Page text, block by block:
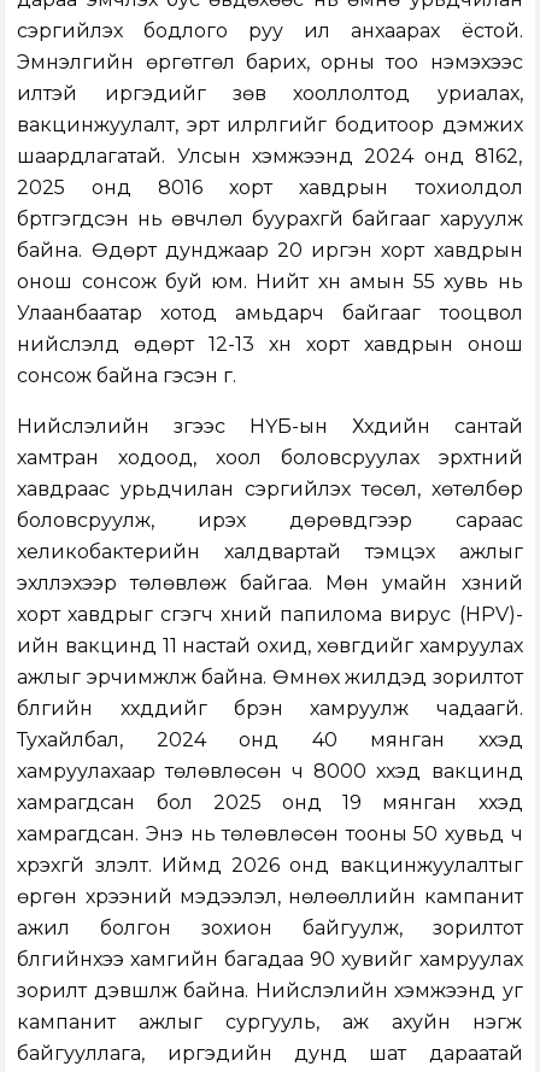
сэргийлэх бодлого руу илүү анхаарах ёстой.
Эмнэлгийн өргөтгөл барих, орны тоо нэмэхээс
илүүтэй иргэдийг зөв хооллолтод уриалах,
вакцинжуулалт, эрт илрүүлгийг бодитоор дэмжих
шаардлагатай. Улсын хэмжээнд 2024 онд 8162,
2025 онд 8016 хорт хавдрын тохиолдол
бүртгэгдсэн нь өвчлөл буурахгүй байгааг харуулж
байна. Өдөрт дунджаар 20 иргэн хорт хавдрын
онош сонсож буй юм. Нийт хүн амын 55 хувь нь
Улаанбаатар хотод амьдарч байгааг тооцвол
нийслэлд өдөрт 12-13 хүн хорт хавдрын онош
сонсож байна гэсэн үг.
Нийслэлийн зүгээс НҮБ-ын Хүүхдийн сантай
хамтран ходоод, хоол боловсруулах эрхтний
хавдраас урьдчилан сэргийлэх төсөл, хөтөлбөр
боловсруулж, ирэх дөрөвдүгээр сараас
хеликобактерийн халдвартай тэмцэх ажлыг
эхлүүлэхээр төлөвлөж байгаа. Мөн умайн хүзүүний
хорт хавдрыг үүсгэгч хүний папилома вирус (HPV)-
ийн вакцинд 11 настай охид, хөвгүүдийг хамруулах
ажлыг эрчимжүүлж байна. Өмнөх жилүүдэд зорилтот
бүлгийн хүүхдүүдийг бүрэн хамруулж чадаагүй.
Тухайлбал, 2024 онд 40 мянган хүүхэд
хамруулахаар төлөвлөсөн ч 8000 хүүхэд вакцинд
хамрагдсан бол 2025 онд 19 мянган хүүхэд
хамрагдсан. Энэ нь төлөвлөсөн тооны 50 хувьд ч
хүрэхгүй үзүүлэлт. Иймд 2026 онд вакцинжуулалтыг
өргөн хүрээний мэдээлэл, нөлөөллийн кампанит
ажил болгон зохион байгуулж, зорилтот
бүлгийнхээ хамгийн багадаа 90 хувийг хамруулах
зорилт дэвшүүлж байна. Нийслэлийн хэмжээнд уг
кампанит ажлыг сургууль, аж ахуйн нэгж
байгууллага, иргэдийн дунд шат дараатай